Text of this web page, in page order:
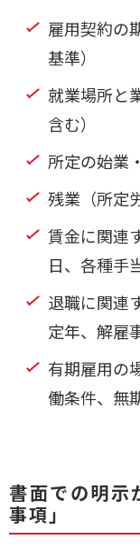
雇用契約の
基準）
就業場所と
含む）
所定の始業
残業（所定
賃金に関連
日、各種手
退職に関連
定年、解雇
有期雇用の
働条件、無
書面での明示
事項」